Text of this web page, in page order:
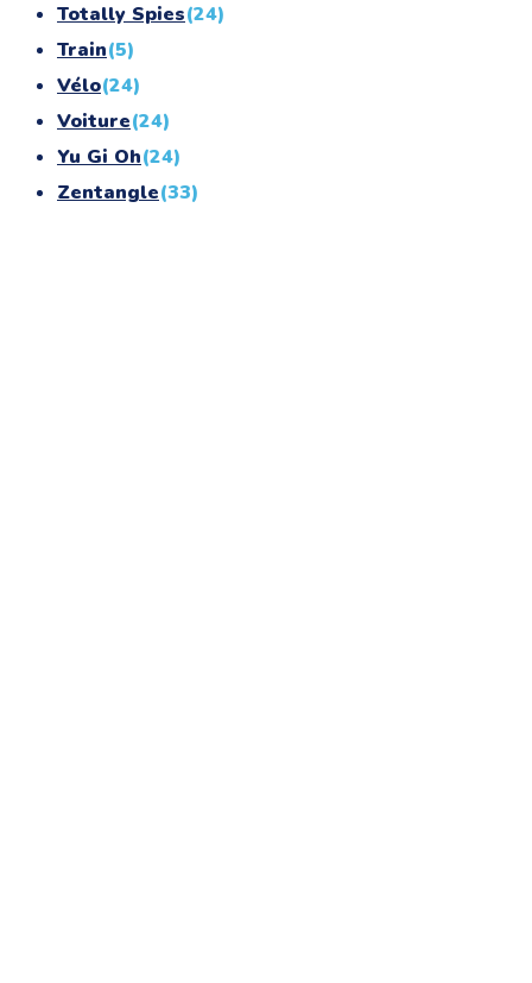
Totally Spies(24)
Train(5)
Vélo(24)
Voiture(24)
Yu Gi Oh(24)
Zentangle(33)